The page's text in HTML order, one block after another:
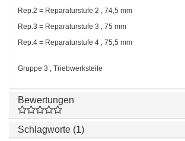
Rep.2 = Reparaturstufe 2 , 74,5 mm
Rep.3 = Reparaturstufe 3 , 75 mm
Rep.4 = Reparaturstufe 4 , 75,5 mm
Gruppe 3 , Triebwerksteile
Bewertungen
Schlagworte (1)